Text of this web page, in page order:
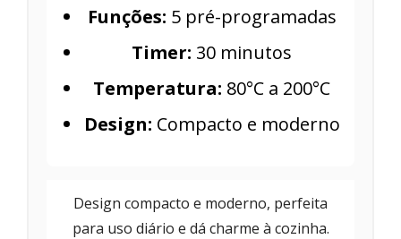
Funções: 5 pré-programadas
Timer: 30 minutos
Temperatura: 80°C a 200°C
Design: Compacto e moderno
Design compacto e moderno, perfeita
para uso diário e dá charme à cozinha.